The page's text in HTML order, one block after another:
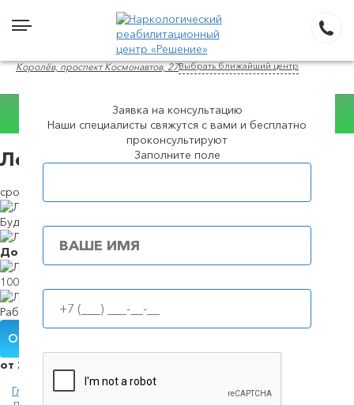
Королёв, проспект Космонавтов, 27Выбрать ближайший центр
WhatsApp
Лечение героиновой наркомании
сроки и стоимость
Будем в течение
Доступныецены
100%
Работаем круглосуточно
Обратный звонок
от 2000 руб./сутки
Главная
Заявка на консультацию
Наши специалисты свяжутся с вами и бесплатно
проконсультируют
Заполните поле